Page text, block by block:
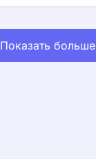
Показать больше